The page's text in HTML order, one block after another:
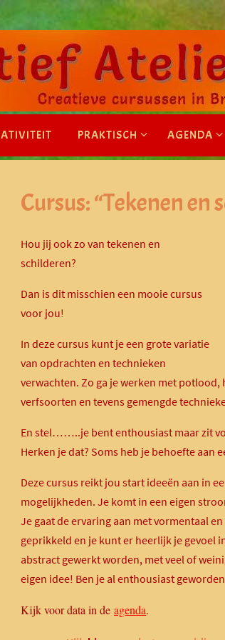
PRAKTISCH AGENDA
Cursus: “Tekenen en
Hou jij ook zo van tekenen en
schilderen?
Dan is dit misschien een mooie cursus
voor jou!
In deze cursus kunt je een grote variatie
van opdrachten en technieken
verwachten. Zo ga je werken met
verfsoorten en tevens gemengde
En stel……..je bent enthousiast maar zit
Herken je dat? Soms heb je behoefte aan
Deze cursus reikt jou start ideeën aan in
mogelijkheden. Je komt in een eigen
Je gaat de ervaring aan met vormentaal
geprikkeld en je kunt er heerlijk je gevoel
abstract gewerkt worden, met veel of
eigen idee! Ben je al enthousiast
Kijk voor data in de agenda.